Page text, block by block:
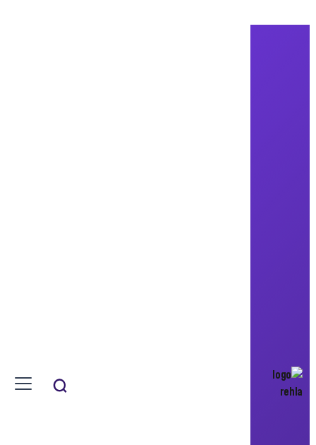
Ayla Golfclub
صمم الملعب ليجسد جمال الصحراء